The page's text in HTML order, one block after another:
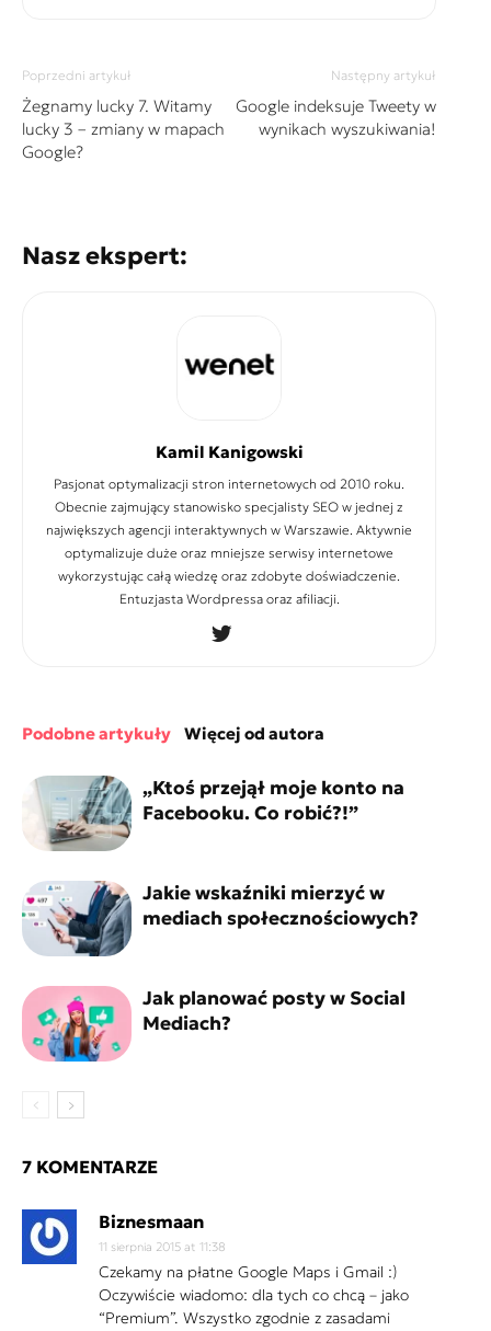
Poprzedni artykuł
Żegnamy lucky 7. Witamy
lucky 3 – zmiany w mapach
Google?
Następny artykuł
Google indeksuje Tweety w
wynikach wyszukiwania!
Nasz ekspert:
Kamil Kanigowski
Pasjonat optymalizacji stron internetowych od 2010 roku.
Obecnie zajmujący stanowisko specjalisty SEO w jednej z
największych agencji interaktywnych w Warszawie. Aktywnie
optymalizuje duże oraz mniejsze serwisy internetowe
wykorzystując całą wiedzę oraz zdobyte doświadczenie.
Entuzjasta Wordpressa oraz afiliacji.
podobne artykuły więcej od autora
„Ktoś przejął moje konto na
Facebooku. Co robić?!”
Jakie wskaźniki mierzyć w
mediach społecznościowych?
Jak planować posty w Social
Mediach?
7 KOMENTARZE
Biznesmaan
11 sierpnia 2015 at 11:38
Czekamy na płatne Google Maps i Gmail :)
Oczywiście wiadomo: dla tych co chcą – jako
“Premium”. Wszystko zgodnie z zasadami